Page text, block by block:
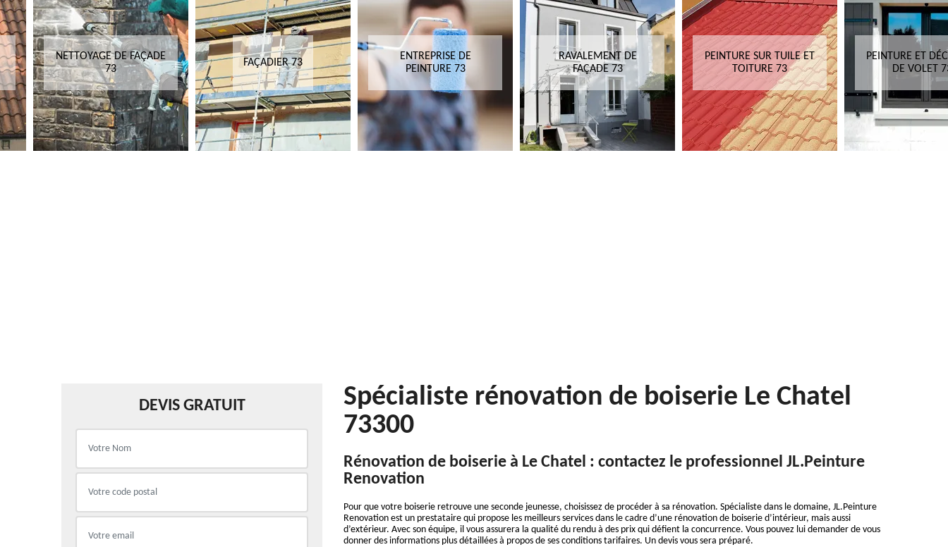
NETTOYAGE DE FAÇADE
73
FAÇADIER 73
ENTREPRISE DE
PEINTURE 73
RAVALEMENT DE
FAÇADE 73
PEINTURE SUR TUILE ET
TOITURE 73
PEINTURE ET
DE VOLET
DEVIS GRATUIT
Spécialiste rénovation de boiserie Le Chatel
73300
Rénovation de boiserie à Le Chatel : contactez le professionnel JL.Peinture
Renovation
Pour que votre boiserie retrouve une seconde jeunesse, choisissez de procéder à sa rénovation. Spécialiste dans le domaine, JL.Peinture
Renovation est un prestataire qui propose les meilleurs services dans le cadre d’une rénovation de boiserie d’intérieur, mais aussi
d’extérieur. Avec son équipe, il vous assurera la qualité du rendu à des prix qui défient la concurrence. Vous pouvez lui demander de vous
donner des informations plus détaillées à propos de ses conditions tarifaires. Un devis vous sera préparé.